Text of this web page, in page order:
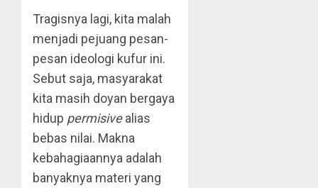
Tragisnya lagi, kita malah
menjadi pe­juang pesan-
pesan ideologi kufur ini.
Sebut sa­ja, masyarakat
kita masih doyan bergaya
hidup permisivealias
bebas nilai. Makna
kebahagia­annya adalah
banyaknya materi yang